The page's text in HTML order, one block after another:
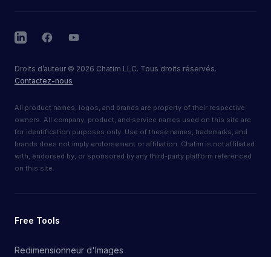
LinkedInFacebookYouTube
Droits d’auteur © 2026 Chatim LLC. Tous droits réservés.
Contactez-nous
All product names, logos, and brands are property of their respective
owners. All company, product, and service names used on this site are
for identification purposes only. Use of these names, trademarks, and
brands does not imply endorsement or affiliation. Chatim is not affiliated
with, endorsed by, or sponsored by any third-party platform referenced
on this site.
Free Tools
Redimensionneur d'Images